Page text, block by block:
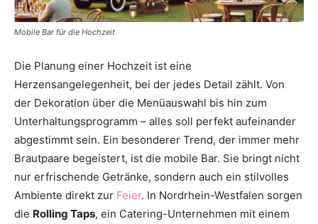
das
Mobile Bar für die Hochzeit
Die Planung einer Hochzeit ist eine
Herzensangelegenheit, bei der jedes Detail zählt. Von
der Dekoration über die Menüauswahl bis hin zum
Unterhaltungsprogramm – alles soll perfekt aufeinander
abgestimmt sein. Ein besonderer Trend, der immer mehr
Brautpaare begeistert, ist die mobile Bar. Sie bringt nicht
nur erfrischende Getränke, sondern auch ein stilvolles
Ambiente direkt zur Feier. In Nordrhein-Westfalen sorgen
die Rolling Taps, ein Catering-Unternehmen mit einem